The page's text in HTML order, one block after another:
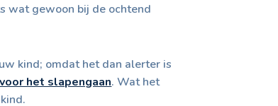
wat gewoon bij de ochtend
kind; omdat het dan alerter is
het slapengaan. Wat het